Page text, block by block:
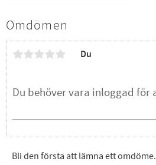
Omdömen
Du
Bli den första att lämna ett omdöme.